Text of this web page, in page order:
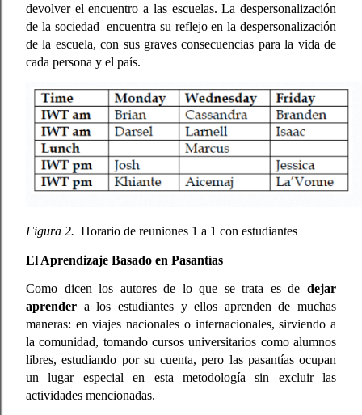
devolver el encuentro a las escuelas. La despersonalización
de la sociedad  encuentra su reflejo en la despersonalización
de la escuela, con sus graves consecuencias para la vida de
cada persona y el país.
Figura 2. Horario de reuniones 1 a 1 con estudiantes
El Aprendizaje Basado en Pasantías
Como dicen los autores de lo que se trata es de dejar
aprender a los estudiantes y ellos aprenden de muchas
maneras: en viajes nacionales o internacionales, sirviendo a
la comunidad, tomando cursos universitarios como alumnos
libres, estudiando por su cuenta, pero las pasantías ocupan
un lugar especial en esta metodología sin excluir las
actividades mencionadas.